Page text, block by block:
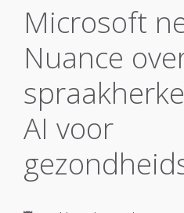
Microsoft
Nuance
AI voor